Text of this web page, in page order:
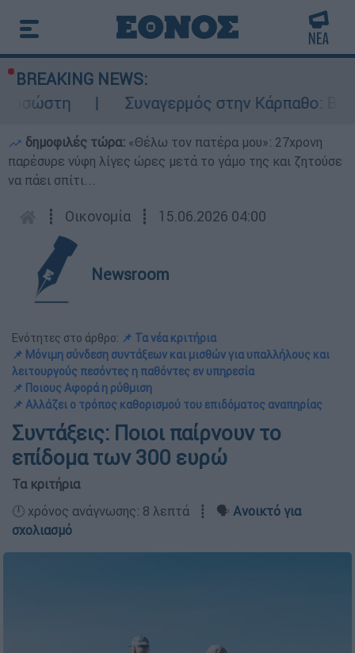
BREAKING NEWS:
Συναγερμός στην Κάρπαθο: Βρέθηκαν
δημοφιλές τώρα: «Θέλω τον πατέρα μου»: 27χρονη
παρέσυρε νύφη λίγες ώρες μετά το γάμο της και ζητούσε
να πάει σπίτι...
┋ Οικονομία ┋ 15.06.2026 04:00
Newsroom
Ενότητες στο άρθρο: 📌 Τα νέα κριτήρια
📌 Μόνιμη σύνδεση συντάξεων και μισθών για υπαλλήλους και
λειτουργούς πεσόντες η παθόντες εν υπηρεσία
📌 Ποιους Αφορά η ρύθμιση
📌 Αλλάζει ο τρόπος καθορισμού του επιδόματος αναπηρίας
Συντάξεις: Ποιοι παίρνουν το
επίδομα των 300 ευρώ
Τα κριτήρια
🕛 χρόνος ανάγνωσης: 8 λεπτά ┋ 🗣️ Ανοικτό για
σχολιασμό